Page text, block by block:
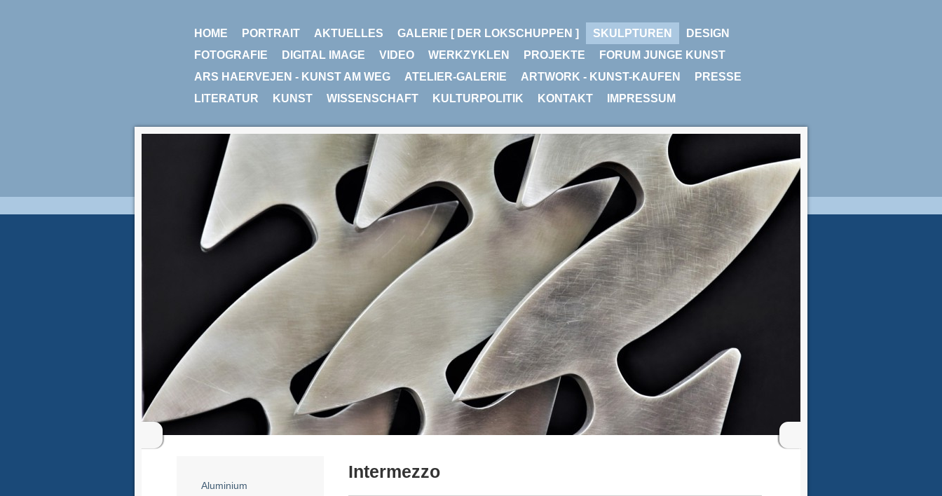
HOME PORTRAIT AKTUELLES GALERIE [ DER LOKSCHUPPEN ] SKULPTUREN
DESIGN
FOTOGRAFIE
DIGITAL IMAGE VIDEO WERKZYKLEN PROJEKTE
FORUM JUNGE KUNST
ARS HAERVEJEN - KUNST AM WEG
ATELIER-GALERIE ARTWORK - KUNST-KAUFEN
PRESSE
LITERATUR
KUNST WISSENSCHAFT KULTURPOLITIK KONTAKT IMPRESSUM
Aluminium
Intermezzo